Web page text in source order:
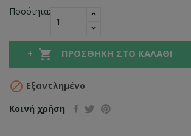
Ποσότητα:
 ΠΡΟΣΘΉΚΗ ΣΤΟ ΚΑΛΆΘΙ
 Εξαντλημένο
Κοινή χρήση